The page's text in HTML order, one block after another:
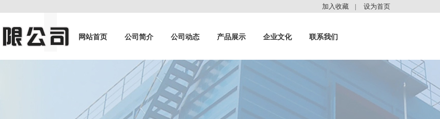
加入收藏 设为首页
网站首页 公司简介 公司动态 产品展示 企业文化 联系我们